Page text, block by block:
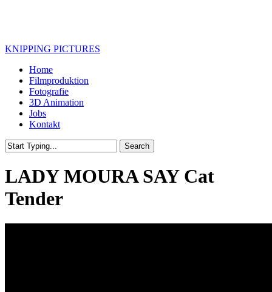
KNIPPING PICTURES
Menu
Home
Filmproduktion
Fotografie
3D Animation
Jobs
Kontakt
Search
Search
LADY MOURA SAY Cat
Tender